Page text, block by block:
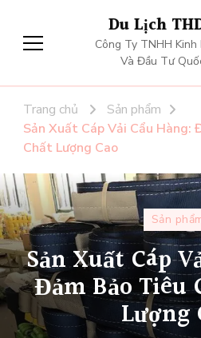
Du Lịch
Công Ty TNHH
Và Đầu Tư
Trang chủ
Sản phẩm
Sản Xuất Cáp Vải Cẩu Hàng:
Chất Lượng Cao
Sản
Sản Xuất Cáp
Đảm Bảo Tiêu
Lượng